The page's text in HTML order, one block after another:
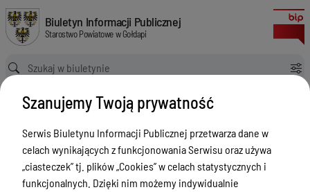
w sprawie zmian Wieloletniej Prognozy Finansowej Powiatu
Biuletyn Informacji Publicznej Starostwo Powiatowe w Gołdapi
Biuletyn Informacji Publicznej
Starostwo Powiatowe w Gołdapi
Ścieżka powrotu
Strona główna
Akty prawne
w sprawie zmian Wieloletniej Prognozy Finansowej Powiatu Gołdapskiego na lata 2022-2037
Akty prawne
Menu Przedmiotowe
Powiat
Wersja obowiązująca
z dnia26-07-2022
13:57:36
Szanujemy Twoją prywatność
Serwis Biuletynu Informacji Publicznej przetwarza dane w
celach wynikających z funkcjonowania Serwisu oraz używa
„ciasteczek” tj. plików „Cookies” w celach statystycznych i
funkcjonalnych. Dzięki nim możemy indywidualnie